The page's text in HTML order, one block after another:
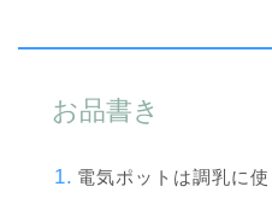
お品書き
電気ポットは調乳に